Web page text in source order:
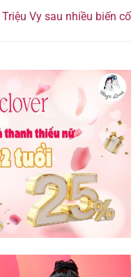
Triệu Vy sau nhiều biến cố